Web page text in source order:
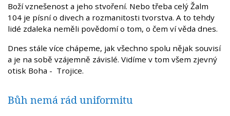
Boží vznešenost a jeho stvoření. Nebo třeba celý Žalm
104 je písní o divech a rozmanitosti tvorstva. A to tehdy
lidé zdaleka neměli povědomí o tom, o čem ví věda dnes.
Dnes stále více chápeme, jak všechno spolu nějak souvisí
a je na sobě vzájemně závislé. Vidíme v tom všem zjevný
otisk Boha - Trojice.
Bůh nemá rád uniformitu